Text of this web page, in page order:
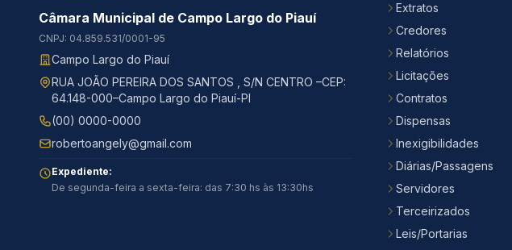
Câmara Municipal de Campo Largo do Piauí
CNPJ: 04.859.531/0001-95
Campo Largo do Piauí
RUA JOÃO PEREIRA DOS SANTOS , S/N CENTRO –CEP:
64.148-000–Campo Largo do Piauí-PI
(00) 0000-0000
robertoangely@gmail.com
Expediente:
De segunda-feira a sexta-feira: das 7:30 hs às 13:30hs
Extratos
Credores
Relatórios
Licitações
Contratos
Dispensas
Inexigibilidades
Diárias/Passagens
Servidores
Terceirizados
Leis/Portarias